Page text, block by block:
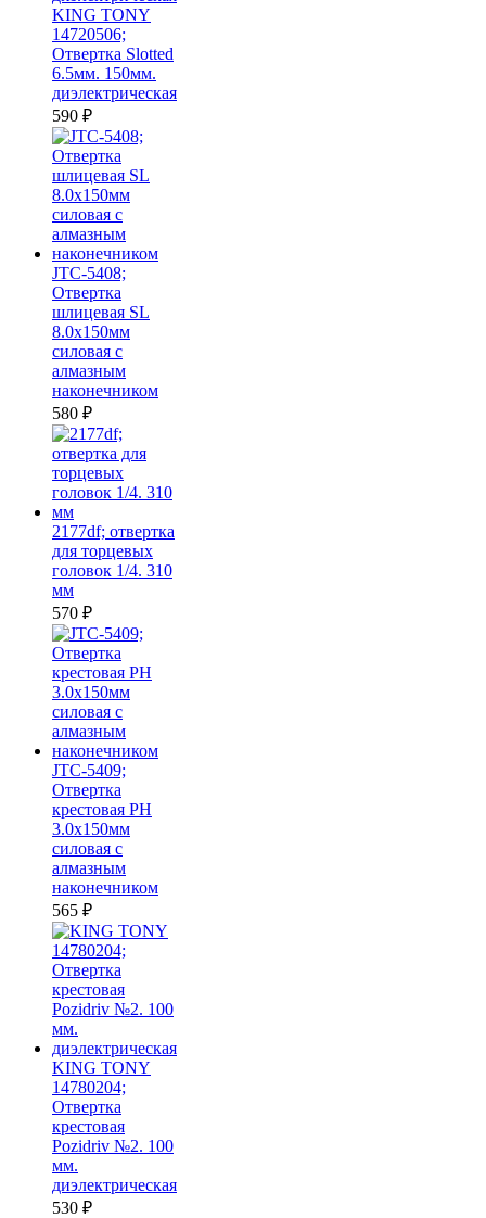
KING TONY
14720506;
Отвертка Slotted
6.5мм. 150мм.
диэлектрическая
590 ₽
JTC-5408;
Отвертка
шлицевая SL
8.0х150мм
силовая с
алмазным
наконечником
580 ₽
2177df; отвертка
для торцевых
головок 1/4. 310
мм
570 ₽
JTC-5409;
Отвертка
крестовая PH
3.0х150мм
силовая с
алмазным
наконечником
565 ₽
KING TONY
14780204;
Отвертка
крестовая
Pozidriv №2. 100
мм.
диэлектрическая
530 ₽